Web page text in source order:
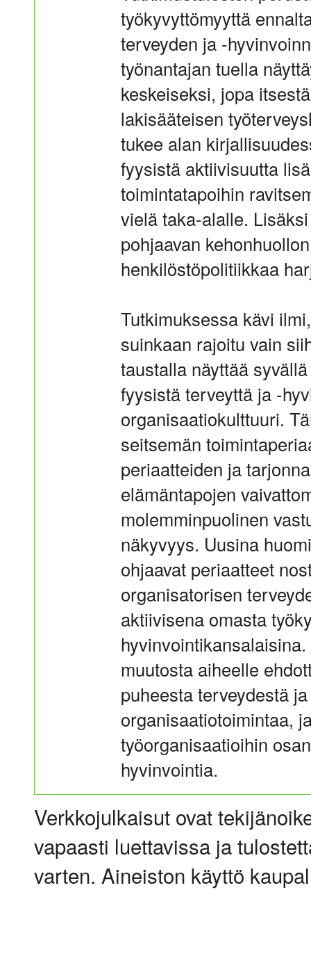
työkyvyttömyyttä
terveyden ja -
työnantajan tuella
keskeiseksi, jopa
lakisääteisen
tukee alan
fyysistä aktiivisuutta
toimintatapoihin
vielä taka-alalle.
pohjaavan
henkilöstöpolitiikkaa
Tutkimuksessa kävi
suinkaan rajoitu vain
taustalla näyttää
fyysistä terveyttä ja -
organisaatiokulttuuri.
seitsemän
periaatteiden ja
elämäntapojen
molemminpuolinen
näkyvyys. Uusina
ohjaavat periaatteet
organisatorisen
aktiivisena omasta
muutosta aiheelle
puheesta terveydestä
organisaatiotoimintaa,
työorganisaatioihin
hyvinvointia.
Verkkojulkaisut ovat
vapaasti luettavissa ja
varten. Aineiston käyttö